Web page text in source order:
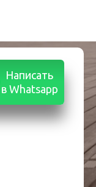
Написать
в Whatsapp